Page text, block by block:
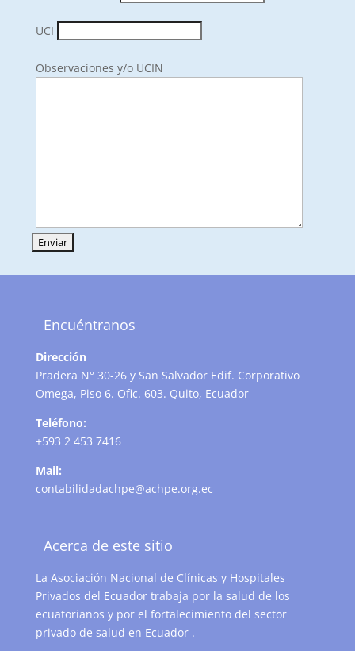
UCI
Observaciones y/o UCIN
Encuéntranos
Dirección
Pradera N° 30-26 y San Salvador Edif. Corporativo
Omega, Piso 6. Ofic. 603. Quito, Ecuador
Teléfono:
+593 2 453 7416
Mail:
contabilidadachpe@achpe.org.ec
Acerca de este sitio
La Asociación Nacional de Clínicas y Hospitales
Privados del Ecuador trabaja por la salud de los
ecuatorianos y por el fortalecimiento del sector
privado de salud en Ecuador .